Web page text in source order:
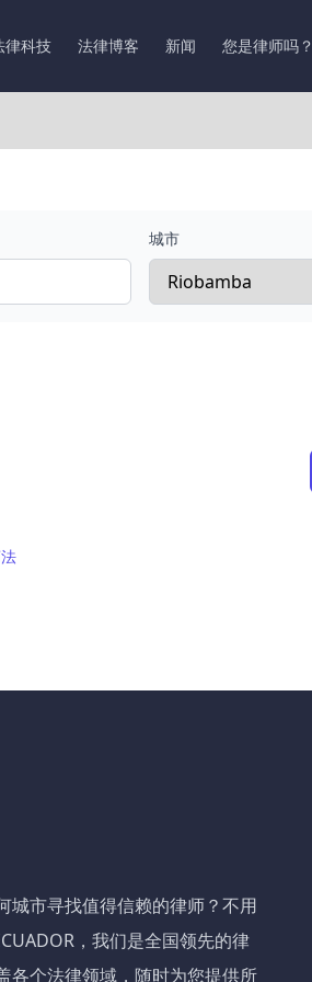
律科技 法律博客 新闻 您是律师吗？
城市
城市寻找值得信赖的律师？不用
，我们是全国领先的律
各个法律领域，随时为您提供所